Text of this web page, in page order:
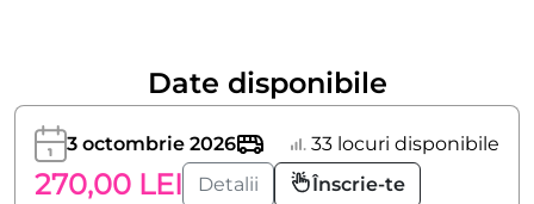
Date disponibile
3 octombrie 2026 33 locuri disponibile
270,00 LEI Detalii Înscrie-te